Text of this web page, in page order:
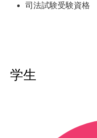
司法試験受験資格
学生